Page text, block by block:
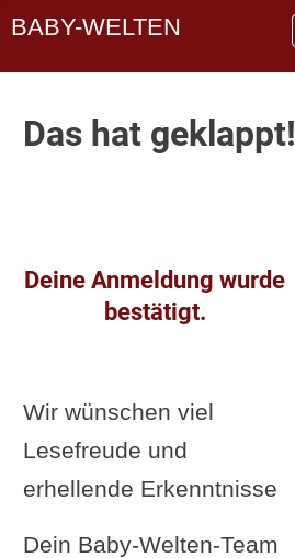
BABY-WELTEN
Das hat geklappt!
Deine Anmeldung wurde
bestätigt.
Wir wünschen viel
Lesefreude und
erhellende Erkenntnisse
Dein Baby-Welten-Team